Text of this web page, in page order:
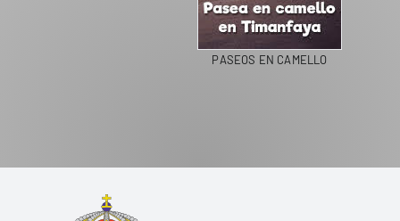
PASEOS EN CAMELLO